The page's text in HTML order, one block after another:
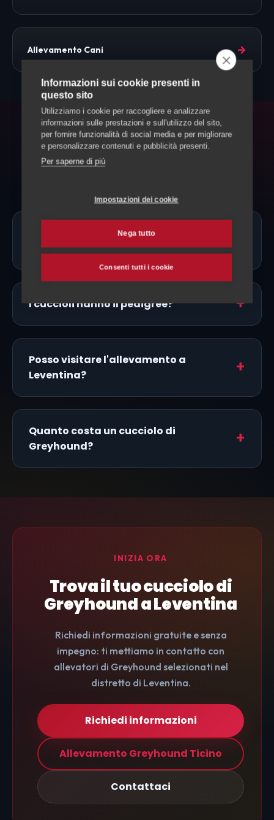
Allevamento Cani →
FAQ
Domande frequenti
Ci sono allevatori di Greyhound proprio
a Leventina?
I cuccioli hanno il pedigree?
Posso visitare l'allevamento a
Leventina?
Quanto costa un cucciolo di
Greyhound?
INIZIA ORA
Trova il tuo cucciolo di
Greyhound a Leventina
Richiedi informazioni gratuite e senza
impegno: ti mettiamo in contatto con
allevatori di Greyhound selezionati nel
distretto di Leventina.
Richiedi informazioni
Allevamento Greyhound Ticino
Contattaci
Informazioni sui cookie presenti in
questo sito
Utilizziamo i cookie per raccogliere e analizzare
informazioni sulle prestazioni e sull'utilizzo del sito,
per fornire funzionalità di social media e per migliorare
e personalizzare contenuti e pubblicità presenti.
Per saperne di più
Impostazioni dei cookie
Nega tutto
Consenti tutti i cookie